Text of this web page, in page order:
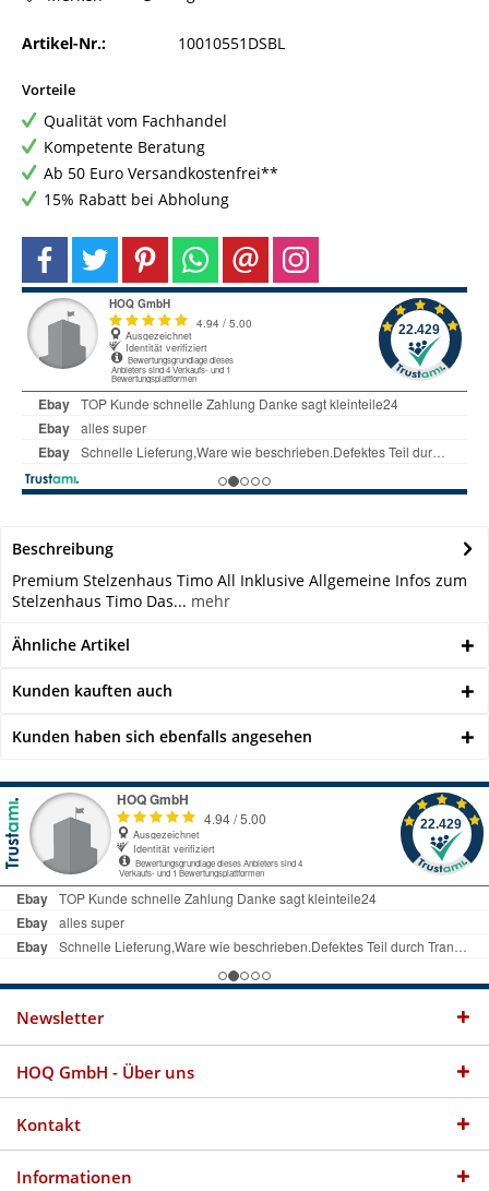
Artikel-Nr.: 10010551DSBL
Vorteile
Qualität vom Fachhandel
Kompetente Beratung
Ab 50 Euro Versandkostenfrei**
15% Rabatt bei Abholung
Beschreibung
Premium Stelzenhaus Timo All Inklusive Allgemeine Infos zum
Stelzenhaus Timo Das... mehr
Ähnliche Artikel
Kunden kauften auch
Kunden haben sich ebenfalls angesehen
Newsletter
HOQ GmbH - Über uns
Kontakt
Informationen